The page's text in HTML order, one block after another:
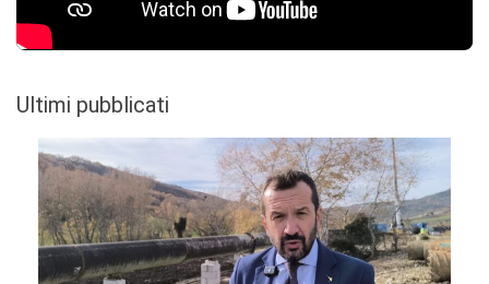
Ultimi pubblicati